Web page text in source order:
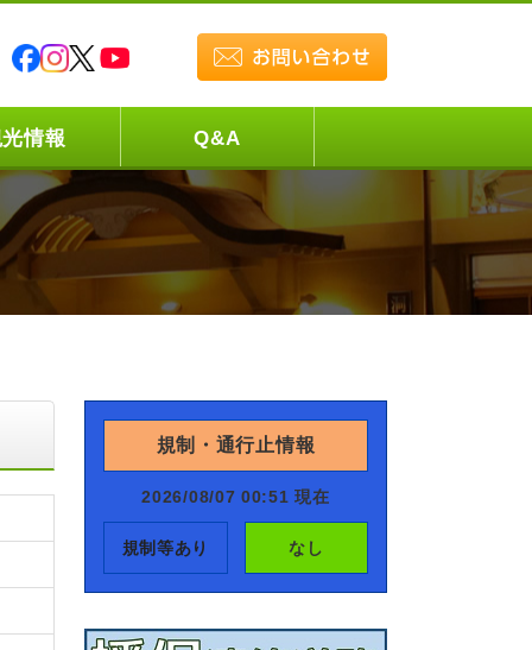
情報 Q&A
規制・通行止情報
2026/08/07 00:51 現在
規制等あり なし